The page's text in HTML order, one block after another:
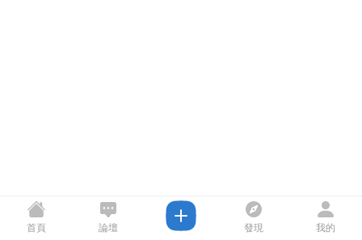
首頁 論壇 發現 我的